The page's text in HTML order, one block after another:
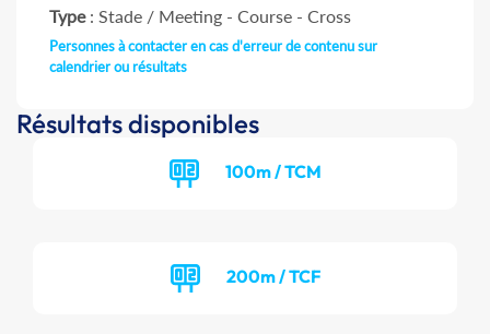
Type: Stade / Meeting - Course - Cross
Personnes à contacter en cas d'erreur de contenu sur
calendrier ou résultats
Résultats disponibles
100m / TCM
200m / TCF